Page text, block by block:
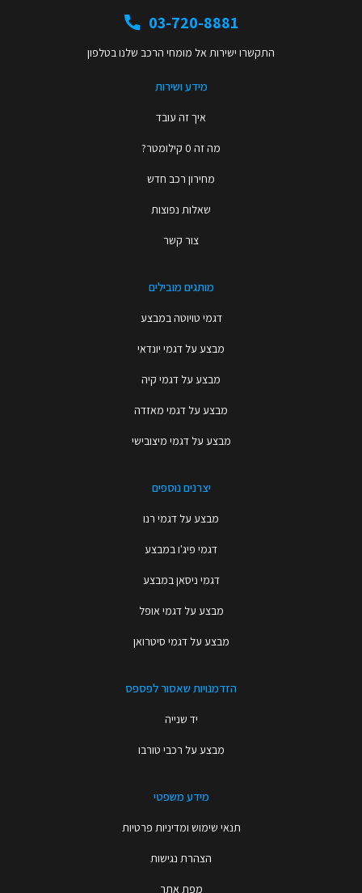
מידע ושירות
איך זה עובד
מה זה 0 קילומטר?
מחירון רכב חדש
שאלות נפוצות
צור קשר
מותגים מובילים
דגמי טויוטה במבצע
מבצע על דגמי יונדאי
מבצע על דגמי קיה
מבצע על דגמי מאזדה
מבצע על דגמי מיצובישי
יצרנים נוספים
מבצע על דגמי רנו
דגמי פיג'ו במבצע
דגמי ניסאן במבצע
מבצע על דגמי אופל
מבצע על דגמי סיטרואן
הזדמנויות שאסור לפספס
יד שנייה
מבצע על רכבי טורבו
מידע משפטי
תנאי שימוש ומדיניות פרטיות
הצהרת נגישות
מפת אתר
03-720-8881
התקשרו ישירות אל מומחי הרכב שלנו בטלפון